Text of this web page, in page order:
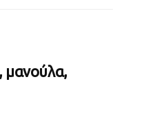
μανούλα,